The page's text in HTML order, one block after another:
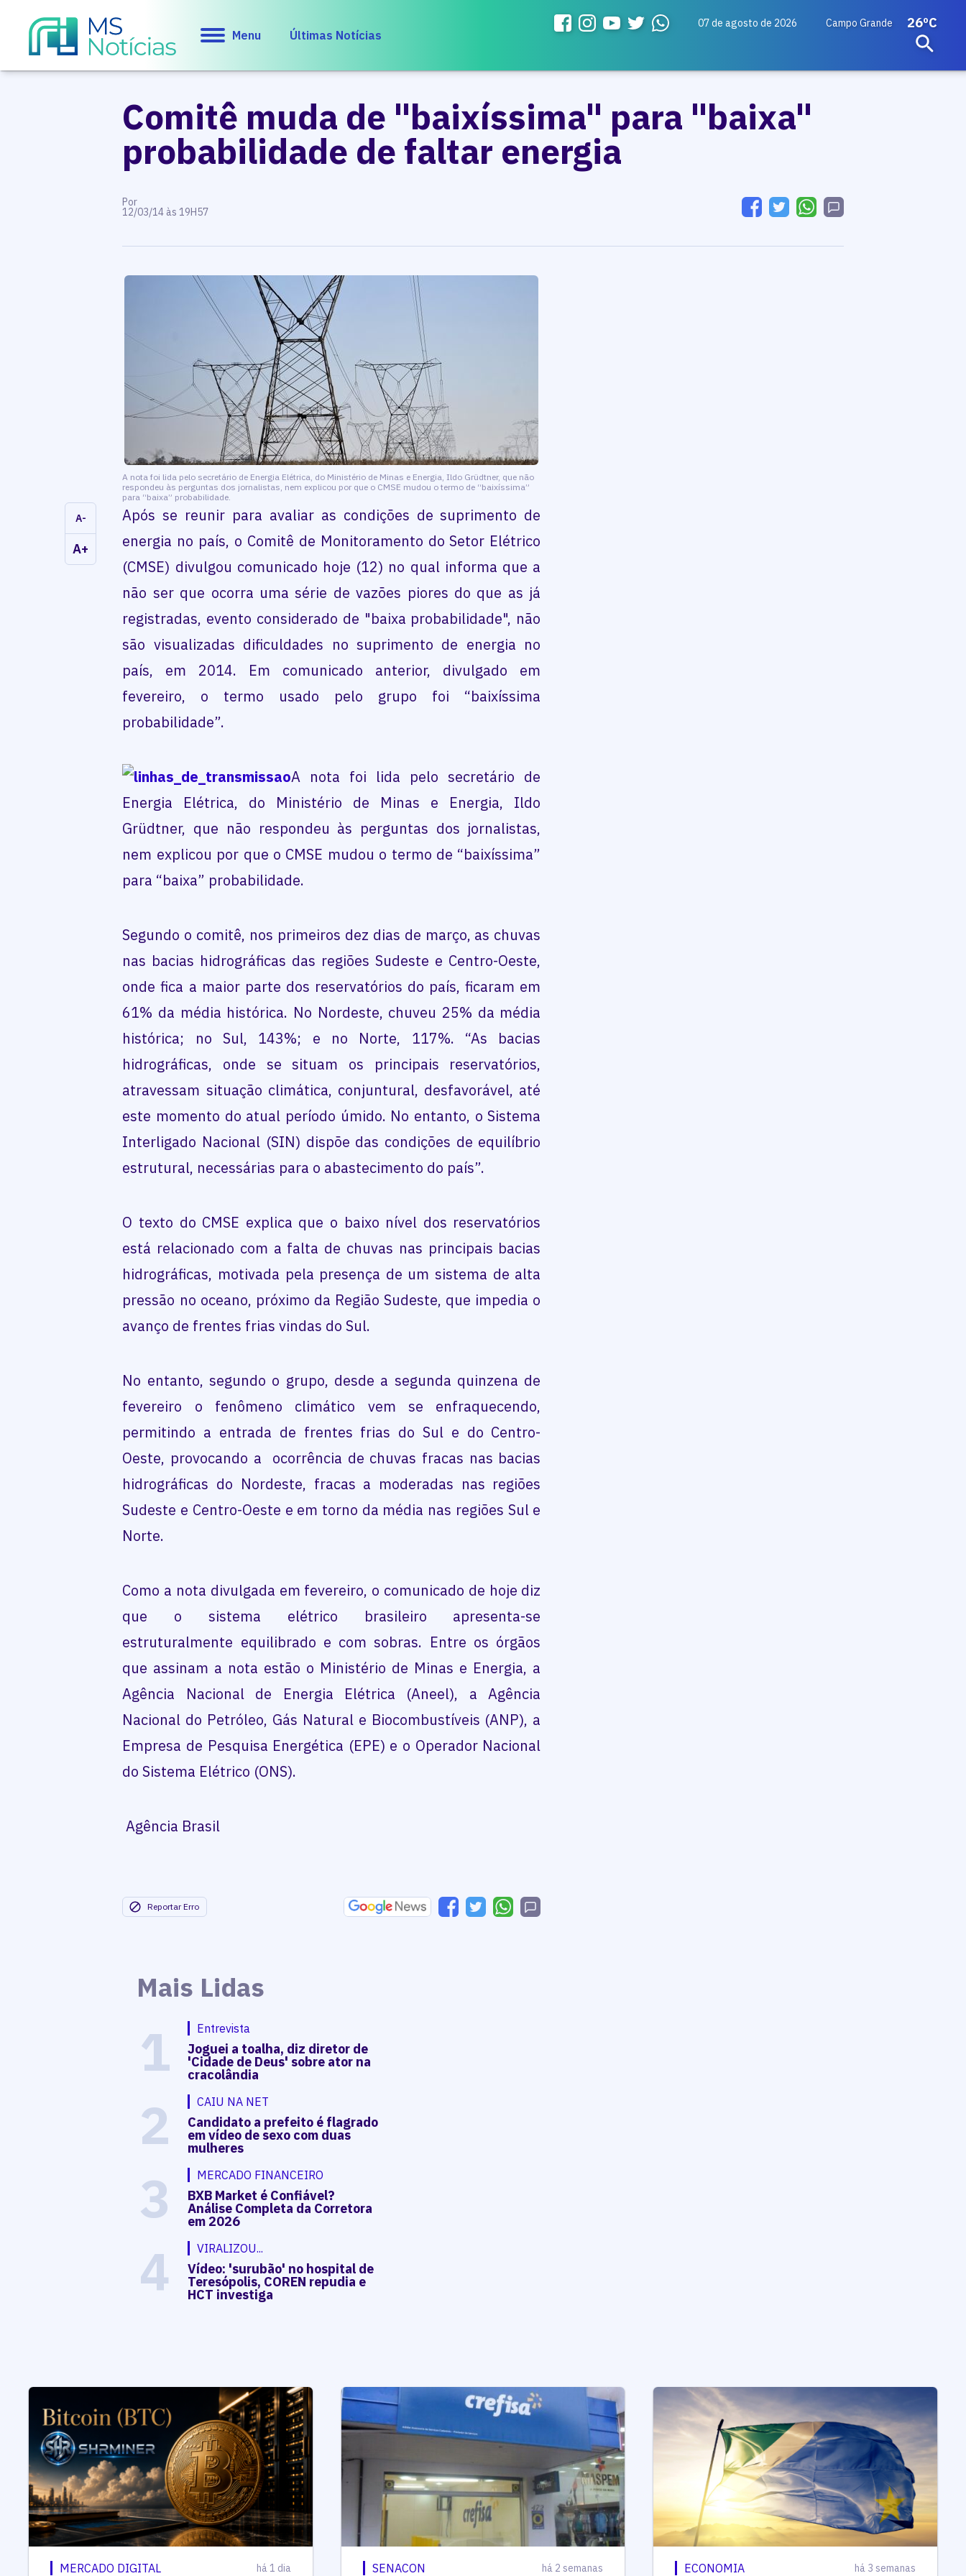
Menu Últimas Notícias
07 de agosto de 2026 Campo Grande 26ºC
Comitê muda de "baixíssima" para "baixa"
probabilidade de faltar energia
Por
12/03/14 às 19H57
A nota foi lida pelo secretário de Energia Elétrica, do Ministério de Minas e Energia, Ildo Grüdtner, que não
respondeu às perguntas dos jornalistas, nem explicou por que o CMSE mudou o termo de “baixíssima”
para “baixa” probabilidade.
A-
A+
Após se reunir para avaliar as condições de suprimento de
energia no país, o Comitê de Monitoramento do Setor Elétrico
(CMSE) divulgou comunicado hoje (12) no qual informa que a
não ser que ocorra uma série de vazões piores do que as já
registradas, evento considerado de "baixa probabilidade", não
são visualizadas dificuldades no suprimento de energia no
país, em 2014. Em comunicado anterior, divulgado em
fevereiro, o termo usado pelo grupo foi “baixíssima
probabilidade”.
A nota foi lida pelo secretário de
Energia Elétrica, do Ministério de Minas e Energia, Ildo
Grüdtner, que não respondeu às perguntas dos jornalistas,
nem explicou por que o CMSE mudou o termo de “baixíssima”
para “baixa” probabilidade.
Segundo o comitê, nos primeiros dez dias de março, as chuvas
nas bacias hidrográficas das regiões Sudeste e Centro-Oeste,
onde fica a maior parte dos reservatórios do país, ficaram em
61% da média histórica. No Nordeste, chuveu 25% da média
histórica; no Sul, 143%; e no Norte, 117%. “As bacias
hidrográficas, onde se situam os principais reservatórios,
atravessam situação climática, conjuntural, desfavorável, até
este momento do atual período úmido. No entanto, o Sistema
Interligado Nacional (SIN) dispõe das condições de equilíbrio
estrutural, necessárias para o abastecimento do país”.
O texto do CMSE explica que o baixo nível dos reservatórios
está relacionado com a falta de chuvas nas principais bacias
hidrográficas, motivada pela presença de um sistema de alta
pressão no oceano, próximo da Região Sudeste, que impedia o
avanço de frentes frias vindas do Sul.
No entanto, segundo o grupo, desde a segunda quinzena de
fevereiro o fenômeno climático vem se enfraquecendo,
permitindo a entrada de frentes frias do Sul e do Centro-
Oeste, provocando a ocorrência de chuvas fracas nas bacias
hidrográficas do Nordeste, fracas a moderadas nas regiões
Sudeste e Centro-Oeste e em torno da média nas regiões Sul e
Norte.
Como a nota divulgada em fevereiro, o comunicado de hoje diz
que o sistema elétrico brasileiro apresenta-se
estruturalmente equilibrado e com sobras. Entre os órgãos
que assinam a nota estão o Ministério de Minas e Energia, a
Agência Nacional de Energia Elétrica (Aneel), a Agência
Nacional do Petróleo, Gás Natural e Biocombustíveis (ANP), a
Empresa de Pesquisa Energética (EPE) e o Operador Nacional
do Sistema Elétrico (ONS).
Agência Brasil
Reportar Erro
Mais Lidas
1 Entrevista
Joguei a toalha, diz diretor de
'Cidade de Deus' sobre ator na
cracolândia
2 CAIU NA NET
Candidato a prefeito é flagrado
em vídeo de sexo com duas
mulheres
3 MERCADO FINANCEIRO
BXB Market é Confiável?
Análise Completa da Corretora
em 2026
4 VIRALIZOU...
Vídeo: 'surubão' no hospital de
Teresópolis, COREN repudia e
HCT investiga
MERCADO DIGITAL há 1 dia SENACON há 2 semanas ECONOMIA há 3 semanas